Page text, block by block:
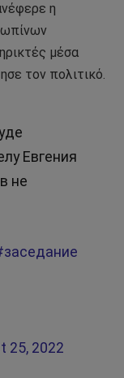
η
μέσα
τον πολιτικό.
Евгения
не
25, 2022